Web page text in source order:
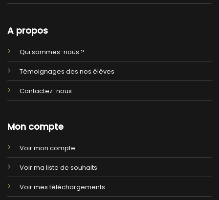
A propos
Qui sommes-nous ?
Témoignages des nos élèves
Contactez-nous
Mon compte
Voir mon compte
Voir ma liste de souhaits
Voir mes téléchargements